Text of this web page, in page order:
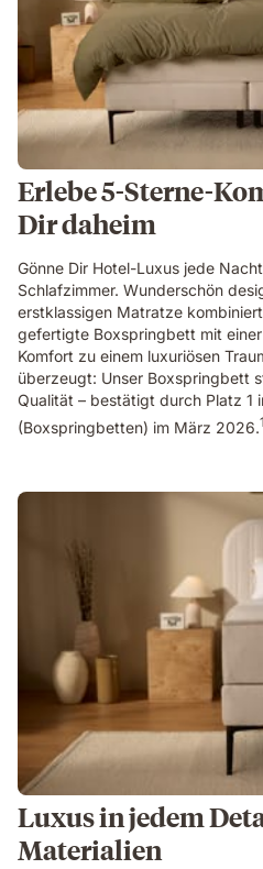
Erlebe 5-Sterne-
Dir daheim
Gönne Dir Hotel-Luxus jede
Schlafzimmer. Wunderschön
erstklassigen Matratze
gefertigte Boxspringbett mit
Komfort zu einem luxuriösen
überzeugt: Unser Boxspringbett
Qualität – bestätigt durch Platz 1
(Boxspringbetten) im März 2026.1
Luxus in jedem
Materialien